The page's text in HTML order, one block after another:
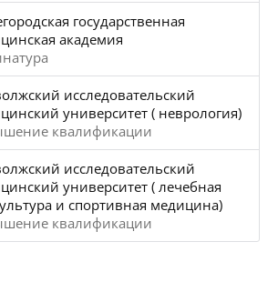
государственная
академия
исследовательский
университет ( неврология)
квалификации
исследовательский
университет ( лечебная
и спортивная медицина)
квалификации